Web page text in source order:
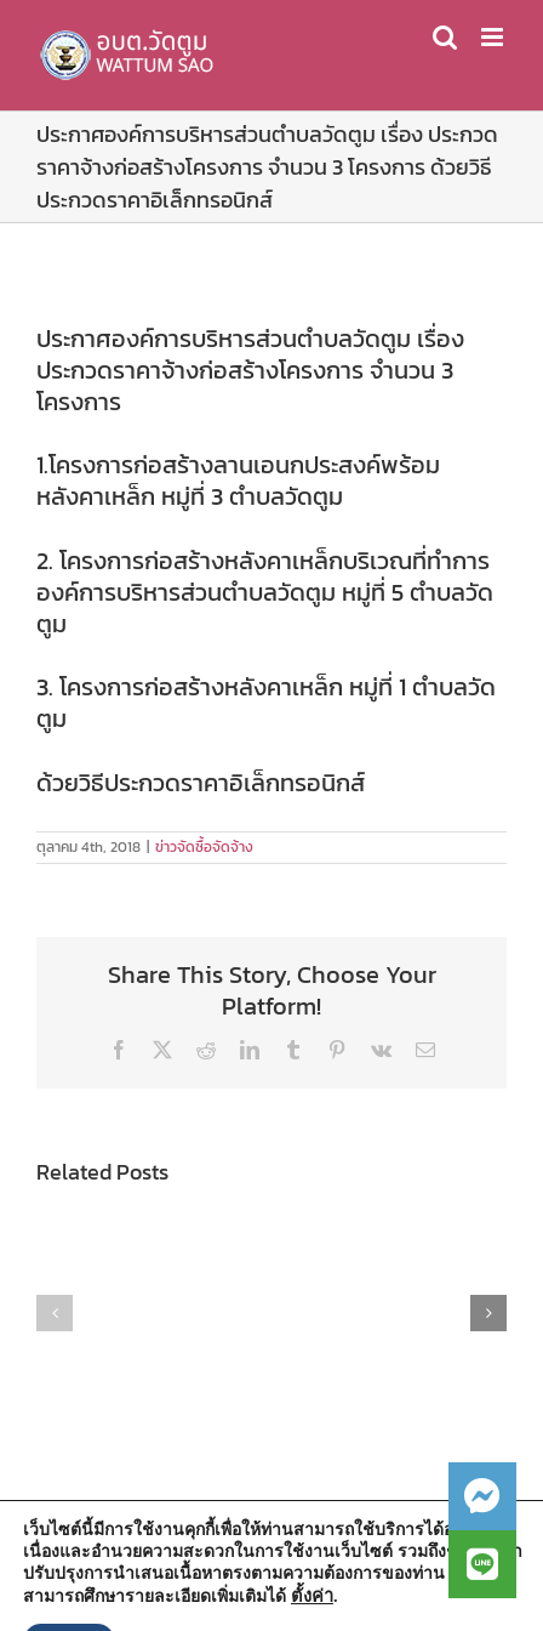
content
ประกาศองค์การบริหารส่วนตำบลวัดตูม เรื่อง ประกวด
ราคาจ้างก่อสร้างโครงการ จำนวน 3 โครงการ ด้วยวิธี
ประกวดราคาอิเล็กทรอนิกส์
ประกาศองค์การบริหารส่วนตำบลวัดตูม เรื่อง
ประกวดราคาจ้างก่อสร้างโครงการ จำนวน 3
โครงการ
1.โครงการก่อสร้างลานเอนกประสงค์พร้อม
หลังคาเหล็ก หมู่ที่ 3 ตำบลวัดตูม
2. โครงการก่อสร้างหลังคาเหล็กบริเวณที่ทำการ
องค์การบริหารส่วนตำบลวัดตูม หมู่ที่ 5 ตำบลวัด
ตูม
3. โครงการก่อสร้างหลังคาเหล็ก หมู่ที่ 1 ตำบลวัด
ตูม
ด้วยวิธีประกวดราคาอิเล็กทรอนิกส์
ตุลาคม 4th, 2018 | ข่าวจัดซื้อจัดจ้าง
Share This Story, Choose Your
Platform!
Facebook RedditLinkedInTumblr Pinterest
Vk Email
Related Posts
สำนักงานองค์การบริหารส่วนตำบลวัดตูม
หมู่ที่ 5 ตำบลวัดตูม อำเภอพระนครศรีอยุธยา จังหวัดพระนครศรีอยุธยา
13000
เว็บไซต์นี้มีการใช้งานคุกกี้เพื่อให้ท่านสามารถใช้บริการได้อย่างต่อ
เนื่องและอำนวยความสะดวกในการใช้งานเว็บไซต์ รวมถึงช่วยให้เรา
ปรับปรุงการนำเสนอเนื้อหาตรงตามความต้องการของท่าน โดย
สามารถศึกษารายละเอียดเพิ่มเติมได้ ตั้งค่า.